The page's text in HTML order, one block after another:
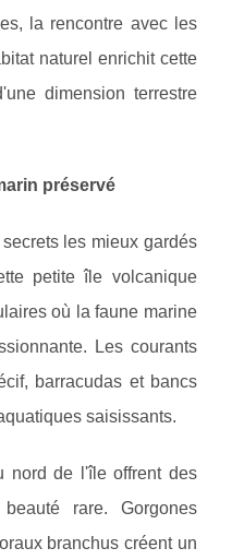
la rencontre avec les
naturel enrichit cette
dimension terrestre
préservé
les mieux gardés
petite île volcanique
où la faune marine
Les courants
barracudas et bancs
saisissants.
nord de l'île offrent des
rare. Gorgones
branchus créent un